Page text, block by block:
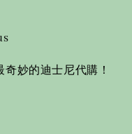
奇妙的迪士尼代購！